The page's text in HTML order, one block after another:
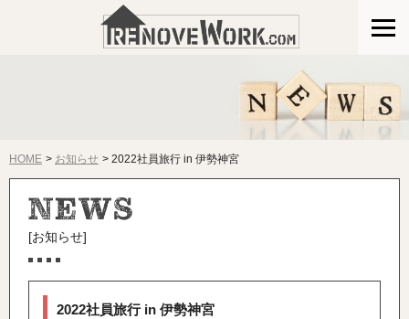
HOME お知らせ 2022社員旅行 in 伊勢神宮
[お知らせ]
2022社員旅行 in 伊勢神宮